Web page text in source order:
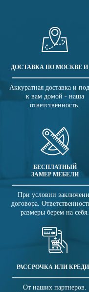
ДОСТАВКА ПО МОСКВЕ
Аккуратная доставка и
к вам домой - наша
ответственность.
БЕСПЛАТНЫЙ
ЗАМЕР МЕБЕЛИ
При условии
договора.
размеры берем на себя.
РАССРОЧКА ИЛИ
От наших партнеров.